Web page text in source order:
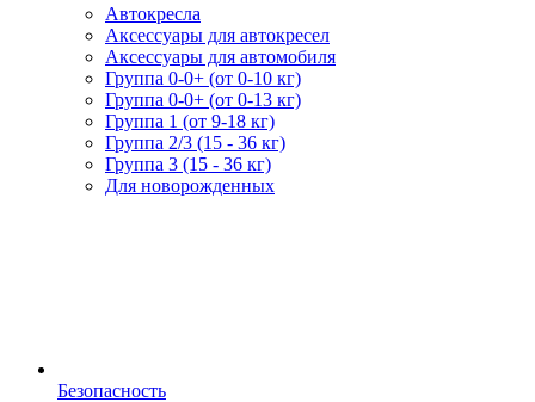
Автокресла
Аксессуары для автокресел
Аксессуары для автомобиля
Группа 0-0+ (от 0-10 кг)
Группа 0-0+ (от 0-13 кг)
Группа 1 (от 9-18 кг)
Группа 2/3 (15 - 36 кг)
Группа 3 (15 - 36 кг)
Для новорожденных
Безопасность